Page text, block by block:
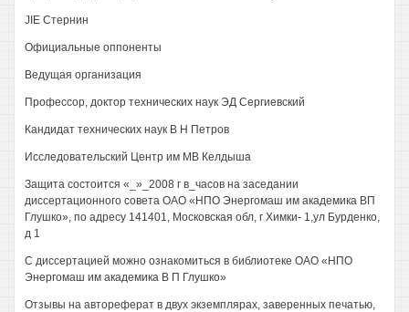
JIE Стернин
Официальные оппоненты
Ведущая организация
Профессор, доктор технических наук ЭД Сергиевский
Кандидат технических наук В H Петров
Исследовательский Центр им MB Келдыша
Защита состоится «_»_2008 г в_часов на заседании
диссертационного совета ОАО «НПО Энергомаш им академика ВП
Глушко», по адресу 141401, Московская обл, г Химки- 1,ул Бурденко,
д 1
С диссертацией можно ознакомиться в библиотеке ОАО «НПО
Энергомаш им академика В П Глушко»
Отзывы на автореферат в двух экземплярах, заверенных печатью,